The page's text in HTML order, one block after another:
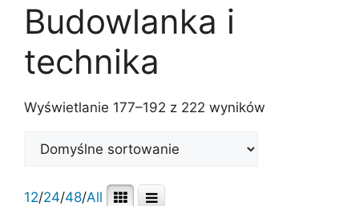
Budowlanka i
technika
Wyświetlanie 177–192 z 222 wyników
12/24/48/All